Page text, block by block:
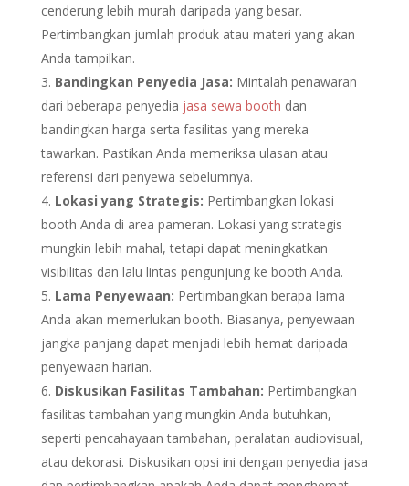
cenderung lebih murah daripada yang besar.
Pertimbangkan jumlah produk atau materi yang akan
Anda tampilkan.
Bandingkan Penyedia Jasa: Mintalah penawaran
dari beberapa penyedia jasa sewa booth dan
bandingkan harga serta fasilitas yang mereka
tawarkan. Pastikan Anda memeriksa ulasan atau
referensi dari penyewa sebelumnya.
Lokasi yang Strategis: Pertimbangkan lokasi
booth Anda di area pameran. Lokasi yang strategis
mungkin lebih mahal, tetapi dapat meningkatkan
visibilitas dan lalu lintas pengunjung ke booth Anda.
Lama Penyewaan: Pertimbangkan berapa lama
Anda akan memerlukan booth. Biasanya, penyewaan
jangka panjang dapat menjadi lebih hemat daripada
penyewaan harian.
Diskusikan Fasilitas Tambahan: Pertimbangkan
fasilitas tambahan yang mungkin Anda butuhkan,
seperti pencahayaan tambahan, peralatan audiovisual,
atau dekorasi. Diskusikan opsi ini dengan penyedia jasa